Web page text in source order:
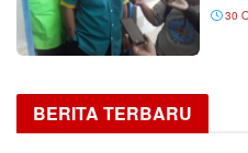
30
BERITA TERBARU